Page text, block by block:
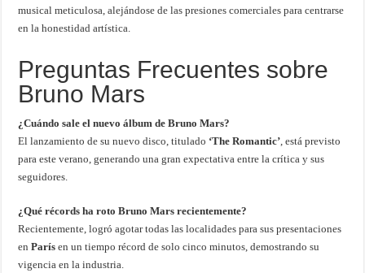
musical meticulosa, alejándose de las presiones comerciales para centrarse
en la honestidad artística.
Preguntas Frecuentes sobre
Bruno Mars
¿Cuándo sale el nuevo álbum de Bruno Mars?
El lanzamiento de su nuevo disco, titulado ‘The Romantic’, está previsto
para este verano, generando una gran expectativa entre la crítica y sus
seguidores.
¿Qué récords ha roto Bruno Mars recientemente?
Recientemente, logró agotar todas las localidades para sus presentaciones
enParís en un tiempo récord de solo cinco minutos, demostrando su
vigencia en la industria.